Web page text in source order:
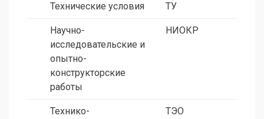
Технические условия ТУ
Научно-
исследовательские и
опытно-
конструкторские
работы
НИОКР
Технико-
ТЭО